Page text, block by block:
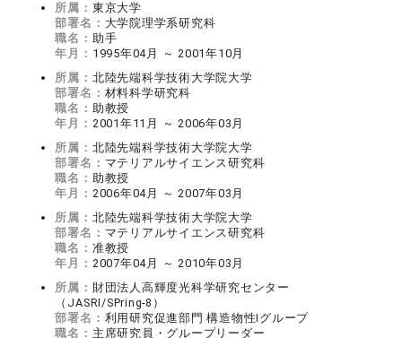
所属： 東京大学
部署名： 大学院理学系研究科
職名： 助手
年月： 1995年04月 ～ 2001年10月
所属： 北陸先端科学技術大学院大学
部署名： 材料科学研究科
職名： 助教授
年月： 2001年11月 ～ 2006年03月
所属： 北陸先端科学技術大学院大学
部署名： マテリアルサイエンス研究科
職名： 助教授
年月： 2006年04月 ～ 2007年03月
所属： 北陸先端科学技術大学院大学
部署名： マテリアルサイエンス研究科
職名： 准教授
年月： 2007年04月 ～ 2010年03月
所属： 財団法人高輝度光科学研究センター
（JASRI/SPring-8）
部署名： 利用研究促進部門 構造物性Iグループ
職名： 主席研究員・グループリーダー